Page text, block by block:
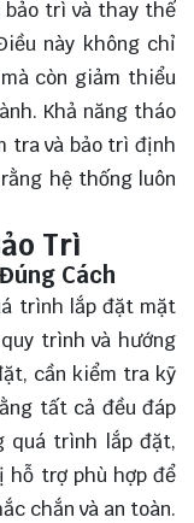
bảo trì và thay thế
này không chỉ
còn giảm thiểu
Khả năng tháo
tra và bảo trì định
hệ thống luôn
Trì
Cách
trình lắp đặt mặt
trình và hướng
cần kiểm tra kỹ
tất cả đều đáp
quá trình lắp đặt,
hỗ trợ phù hợp để
chắn và an toàn.